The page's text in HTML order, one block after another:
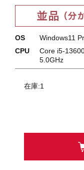
OS Windows11
CPU
Core i5-
5.0GHz
在庫:1